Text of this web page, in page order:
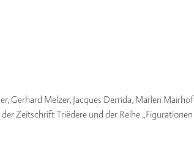
Gerhard Melzer, Jacques Derrida, Marlen
Zeitschrift Triëdere und der Reihe „Figurationen